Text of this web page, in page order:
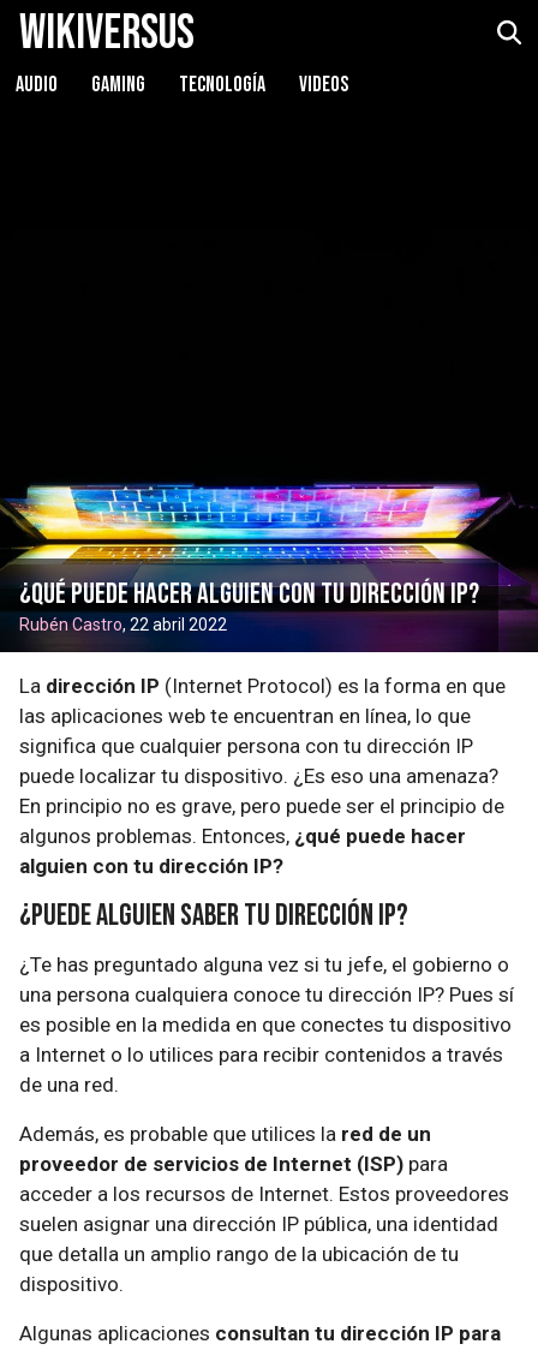
WikiVersus
AUDIO GAMING TECNOLOGÍA VIDEOS
¿Qué puede hacer alguien con tu dirección IP?
Rubén Castro, 22 abril 2022
La dirección IP (Internet Protocol) es la forma en que
las aplicaciones web te encuentran en línea, lo que
significa que cualquier persona con tu dirección IP
puede localizar tu dispositivo. ¿Es eso una amenaza?
En principio no es grave, pero puede ser el principio de
algunos problemas. Entonces, ¿qué puede hacer
alguien con tu dirección IP?
¿Puede alguien saber tu dirección IP?
¿Te has preguntado alguna vez si tu jefe, el gobierno o
una persona cualquiera conoce tu dirección IP? Pues sí
es posible en la medida en que conectes tu dispositivo
a Internet o lo utilices para recibir contenidos a través
de una red.
Además, es probable que utilices la red de un
proveedor de servicios de Internet (ISP) para
acceder a los recursos de Internet. Estos proveedores
suelen asignar una dirección IP pública, una identidad
que detalla un amplio rango de la ubicación de tu
dispositivo.
Algunas aplicaciones consultan tu dirección IP para